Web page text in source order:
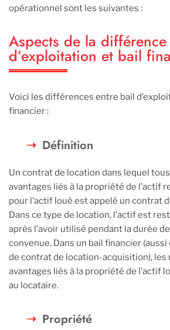
opérationnel sont les suivantes :
Aspects de la
d’exploitation et bail
Voici les différences entre bail
financier :
Définition
Un contrat de location dans lequel
avantages liés à la propriété de l’actif
pour l’actif loué est appelé un contrat
Dans ce type de location, l’actif est
après l’avoir utilisé pendant la durée
convenue. Dans un bail financier
de contrat de location-acquisition), les
avantages liés à la propriété de l’actif
au locataire.
Propriété